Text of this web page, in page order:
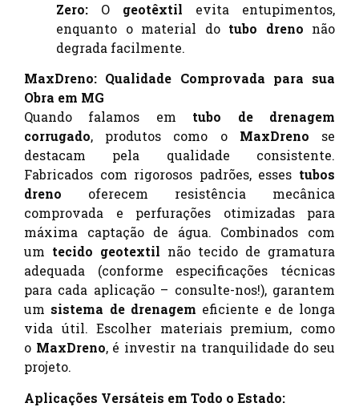
Zero: O geotêxtil evita entupimentos,
enquanto o material do tubo dreno não
degrada facilmente.
MaxDreno: Qualidade Comprovada para sua
Obra em MG
Quando falamos em tubo de drenagem
corrugado, produtos como o MaxDreno se
destacam pela qualidade consistente.
Fabricados com rigorosos padrões, esses tubos
dreno oferecem resistência mecânica
comprovada e perfurações otimizadas para
máxima captação de água. Combinados com
um tecido geotextil não tecido de gramatura
adequada (conforme especificações técnicas
para cada aplicação – consulte-nos!), garantem
um sistema de drenagem eficiente e de longa
vida útil. Escolher materiais premium, como
o MaxDreno, é investir na tranquilidade do seu
projeto.
Aplicações Versáteis em Todo o Estado: